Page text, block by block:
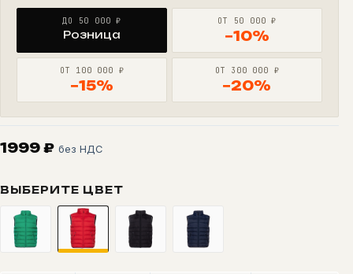
ДО 50 000 ₽
Розница
ОТ 50 000 ₽
−10%
ОТ 100 000 ₽
−15%
ОТ 300 000 ₽
−20%
1999 ₽ без НДС
ВЫБЕРИТЕ ЦВЕТ